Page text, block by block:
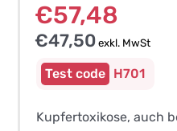
€57,48
€47,50exkl. MwSt
H701
Kupfertoxikose, auch